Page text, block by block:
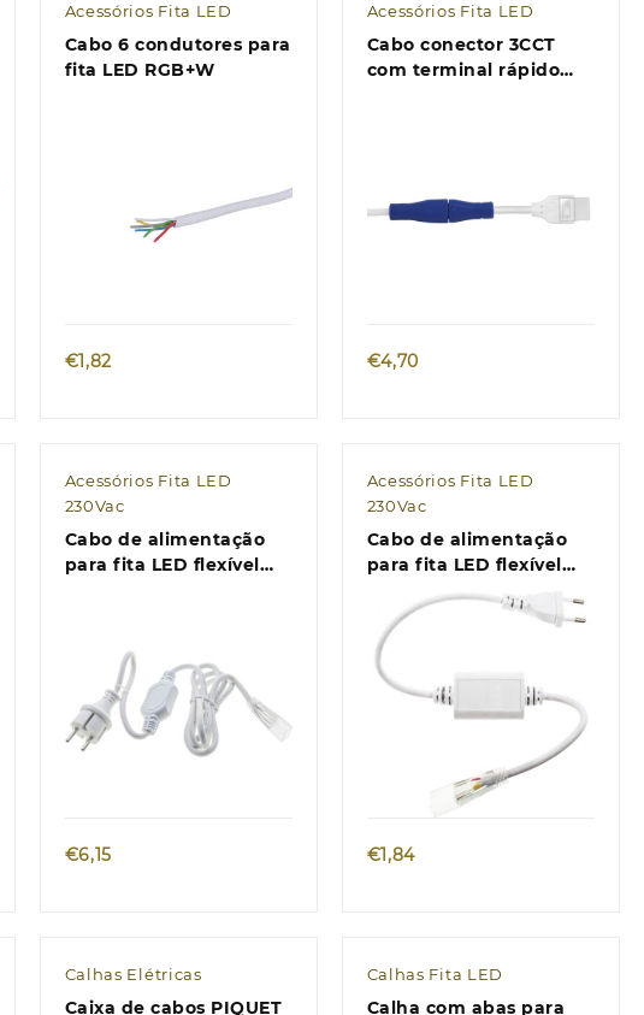
Acessórios Fita LED
Cabo 6 condutores para
fita LED RGB+W
€1,82
Acessórios Fita LED
Cabo conector 3CCT
com terminal rápido
€4,70
Acessórios Fita LED
230Vac
Cabo de alimentação
para fita LED flexível
Quick view
€6,15
Acessórios Fita LED
230Vac
Cabo de alimentação
para fita LED flexível
Quick view
€1,84
Calhas Elétricas
Caixa de cabos PIQUET
Calhas Fita LED
Calha com abas para